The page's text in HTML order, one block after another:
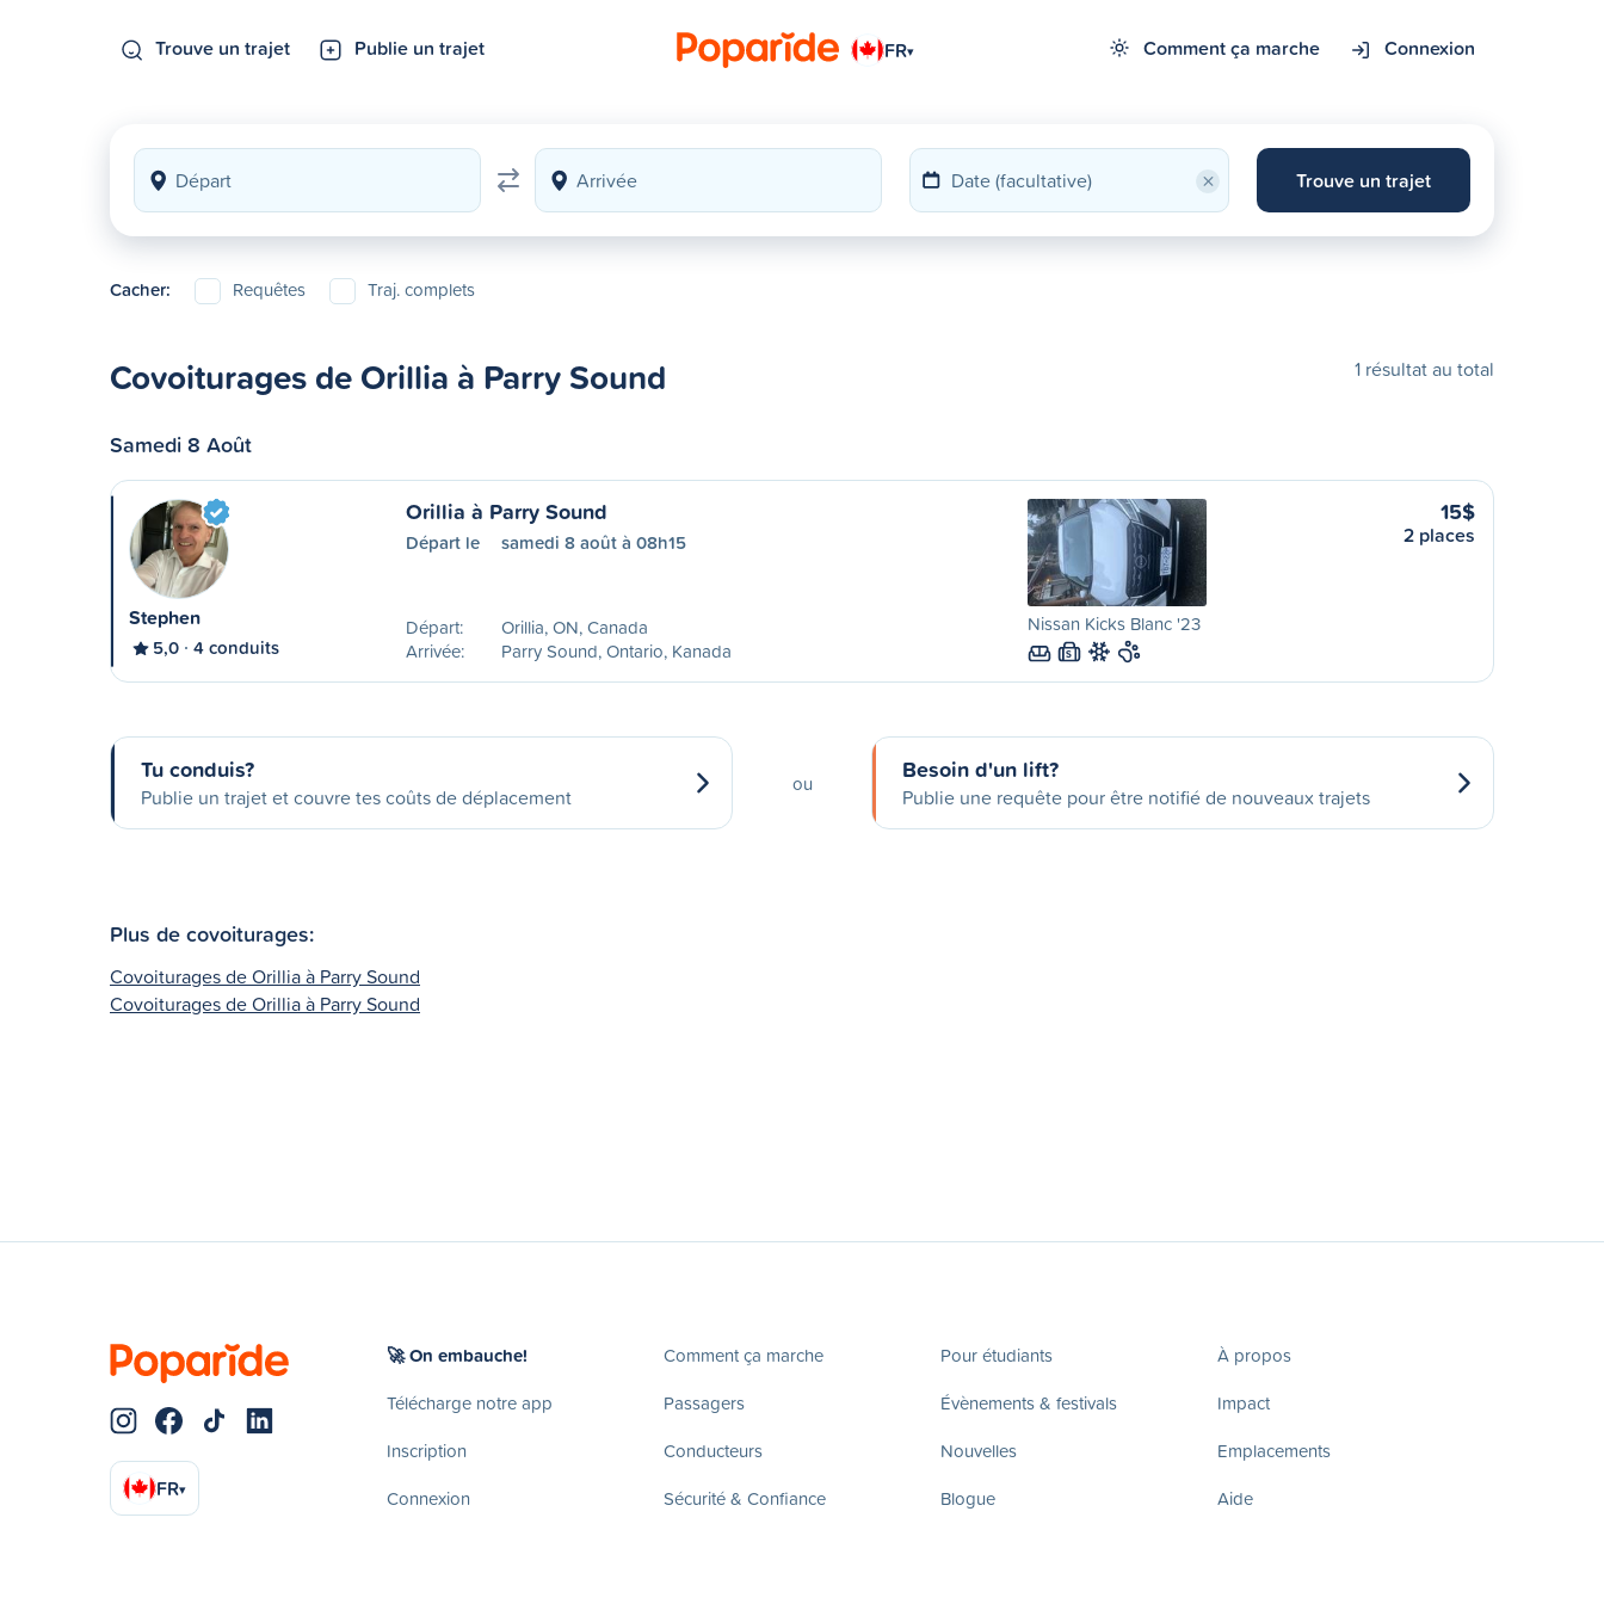
Trouve un trajet Publie un trajet FR▾ Comment ça marche Connexion
× Trouve un trajet
Cacher: Requêtes Traj. complets
Covoiturages de Orillia à Parry Sound 1 résultat au total
Samedi 8 Août
Stephen
5,0 4 conduits
Orillia à Parry Sound
Départ le samedi 8 août à 08h15
Départ:
Orillia, ON, Canada
Arrivée:
Parry Sound, Ontario, Kanada
Nissan Kicks Blanc '23
S
15$
2 places
Tu conduis?
Publie un trajet et couvre tes coûts de déplacement
ou Besoin d'un lift?
Publie une requête pour être notifié de nouveaux trajets
Plus de covoiturages:
Covoiturages de Orillia à Parry Sound
Covoiturages de Orillia à Parry Sound
FR▾
🚀 On embauche!
Télécharge notre app
Inscription
Connexion
Comment ça marche
Passagers
Conducteurs
Sécurité & Confiance
Pour étudiants
Évènements & festivals
Nouvelles
Blogue
À propos
Impact
Emplacements
Aide